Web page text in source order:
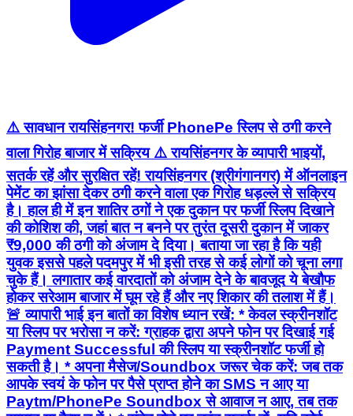
⚠️ सावधान रायसिंहनगर! फर्जी PhonePe स्लिप से ठगी करने
वाला गिरोह बाजार में सक्रिय ⚠️ रायसिंहनगर के व्यापारी भाइयों,
सतर्क रहें और सुरक्षित रहें! रायसिंहनगर (श्रीगंगानगर) में ऑनलाइन
पेमेंट का झांसा देकर ठगी करने वाला एक गिरोह धड़ल्ले से सक्रिय
है। हाल ही में इन शातिर ठगों ने एक दुकान पर फर्जी स्लिप दिखाने
की कोशिश की, जहां बात न बनने पर तुरंत दूसरी दुकान में जाकर
₹9,000 की ठगी को अंजाम दे दिया। बताया जा रहा है कि यही
युवक इससे पहले पदमपुर में भी इसी तरह से कई लोगों को चूना लगा
चुके हैं। लगातार कई वारदातों को अंजाम देने के बावजूद ये बेखौफ
होकर सरेआम बाजार में घूम रहे हैं और नए शिकार की तलाश में हैं।
🚨 व्यापारी भाई इन बातों का विशेष ध्यान रखें: * केवल स्क्रीनशॉट
या स्लिप पर भरोसा न करें: ग्राहक द्वारा अपने फोन पर दिखाई गई
Payment Successful की स्लिप या स्क्रीनशॉट फर्जी हो
सकती है। * अपना मैसेज/Soundbox जरूर चेक करें: जब तक
आपके स्वयं के फोन पर पैसे प्राप्त होने का SMS न आए या
Paytm/PhonePe Soundbox से आवाज न आए, तब तक